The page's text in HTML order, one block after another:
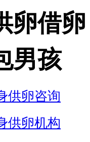
卵借卵
男孩
供卵咨询
供卵机构